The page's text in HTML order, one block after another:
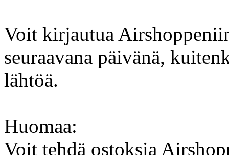
Voit kirjautua
seuraavana päivänä,
lähtöä.
Huomaa:
Voit tehdä ostoksia